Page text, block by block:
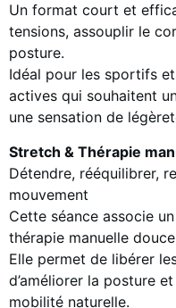
Un format court et
tensions, assouplir le
posture.
Idéal pour les sportifs
actives qui souhaitent
une sensation de
Stretch & Thérapie
Détendre, rééquilibrer,
mouvement
Cette séance associe
thérapie manuelle
Elle permet de libérer
d’améliorer la posture
mobilité naturelle.